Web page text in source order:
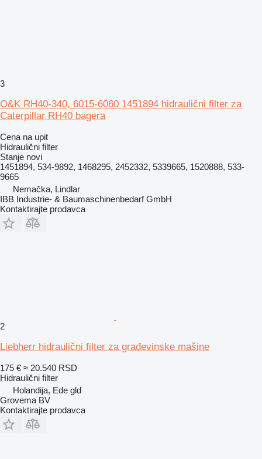
3
O&K RH40-340, 6015-6060 1451894 hidraulični filter za
Caterpillar RH40 bagera
Cena na upit
Hidraulični filter
Stanje novi
1451894, 534-9892, 1468295, 2452332, 5339665, 1520888, 533-
9665
Nemačka, Lindlar
IBB Industrie- & Baumaschinenbedarf GmbH
Kontaktirajte prodavca
2
Liebherr hidraulični filter za građevinske mašine
175 € ≈ 20.540 RSD
Hidraulični filter
Holandija, Ede gld
Grovema BV
Kontaktirajte prodavca